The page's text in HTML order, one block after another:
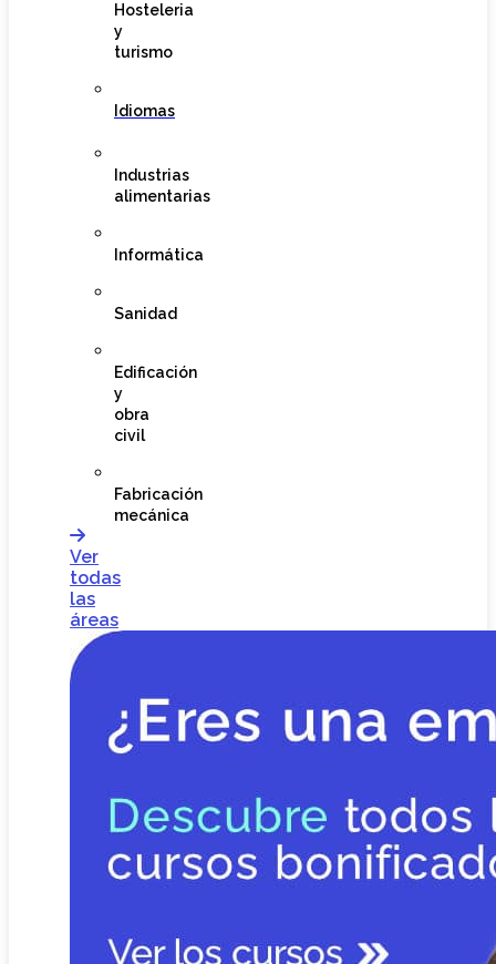
Hosteleria
y
turismo
Idiomas
Industrias
alimentarias
Informática
Sanidad
Edificación
y
obra
civil
Fabricación
mecánica
Ver
todas
las
áreas